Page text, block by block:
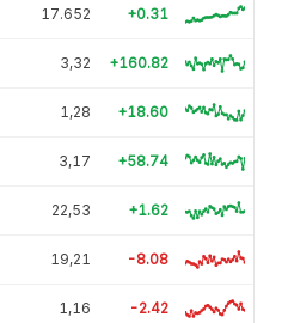
17.652 +0.31
3,32 +160.82
1,28 +18.60
3,17 +58.74
22,53 +1.62
19,21 -8.08
1,16 -2.42